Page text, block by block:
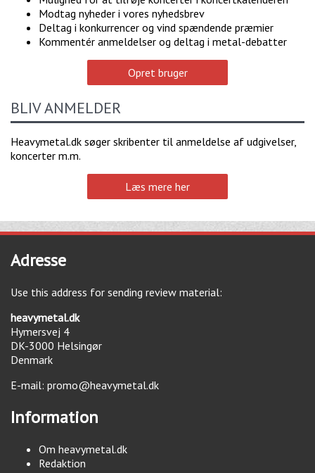
Modtag nyheder i vores nyhedsbrev
Deltag i konkurrencer og vind spændende præmier
Kommentér anmeldelser og deltag i metal-debatter
Opret bruger
BLIV ANMELDER
Heavymetal.dk søger skribenter til anmeldelse af udgivelser,
koncerter m.m.
Læs mere her
Adresse
Use this address for sending review material:
heavymetal.dk
Hymersvej 4
DK-3000 Helsingør
Denmark
E-mail: promo@heavymetal.dk
Information
Om heavymetal.dk
Redaktion